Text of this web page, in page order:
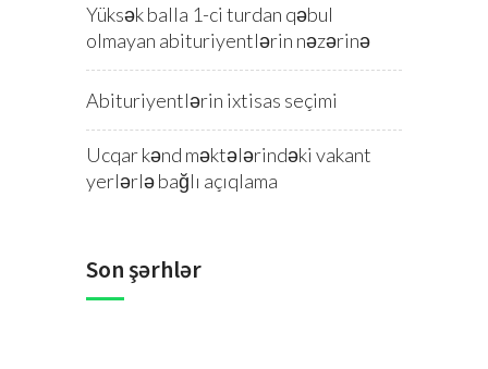
Yüksək balla 1-ci turdan qəbul
olmayan abituriyentlərin nəzərinə
Abituriyentlərin ixtisas seçimi
Ucqar kənd məktələrindəki vakant
yerlərlə bağlı açıqlama
Son şərhlər